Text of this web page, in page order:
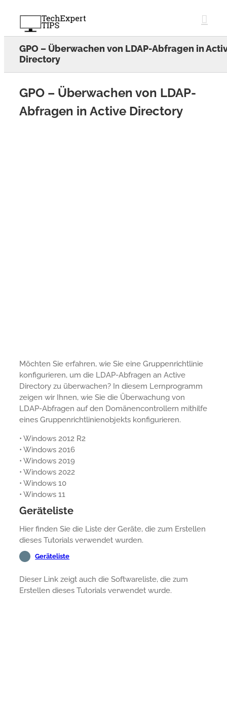
content
GPO – Überwachen von LDAP-Abfragen in
Directory
GPO – Überwachen von LDAP-
Abfragen in Active Directory
Möchten Sie erfahren, wie Sie eine Gruppenrichtlinie
konfigurieren, um die LDAP-Abfragen an Active
Directory zu überwachen? In diesem Lernprogramm
zeigen wir Ihnen, wie Sie die Überwachung von
LDAP-Abfragen auf den Domänencontrollern mithilfe
eines Gruppenrichtlinienobjekts konfigurieren.
• Windows 2012 R2
• Windows 2016
• Windows 2019
• Windows 2022
• Windows 10
• Windows 11
Geräteliste
Hier finden Sie die Liste der Geräte, die zum Erstellen
dieses Tutorials verwendet wurden.
Geräteliste
Dieser Link zeigt auch die Softwareliste, die zum
Erstellen dieses Tutorials verwendet wurde.